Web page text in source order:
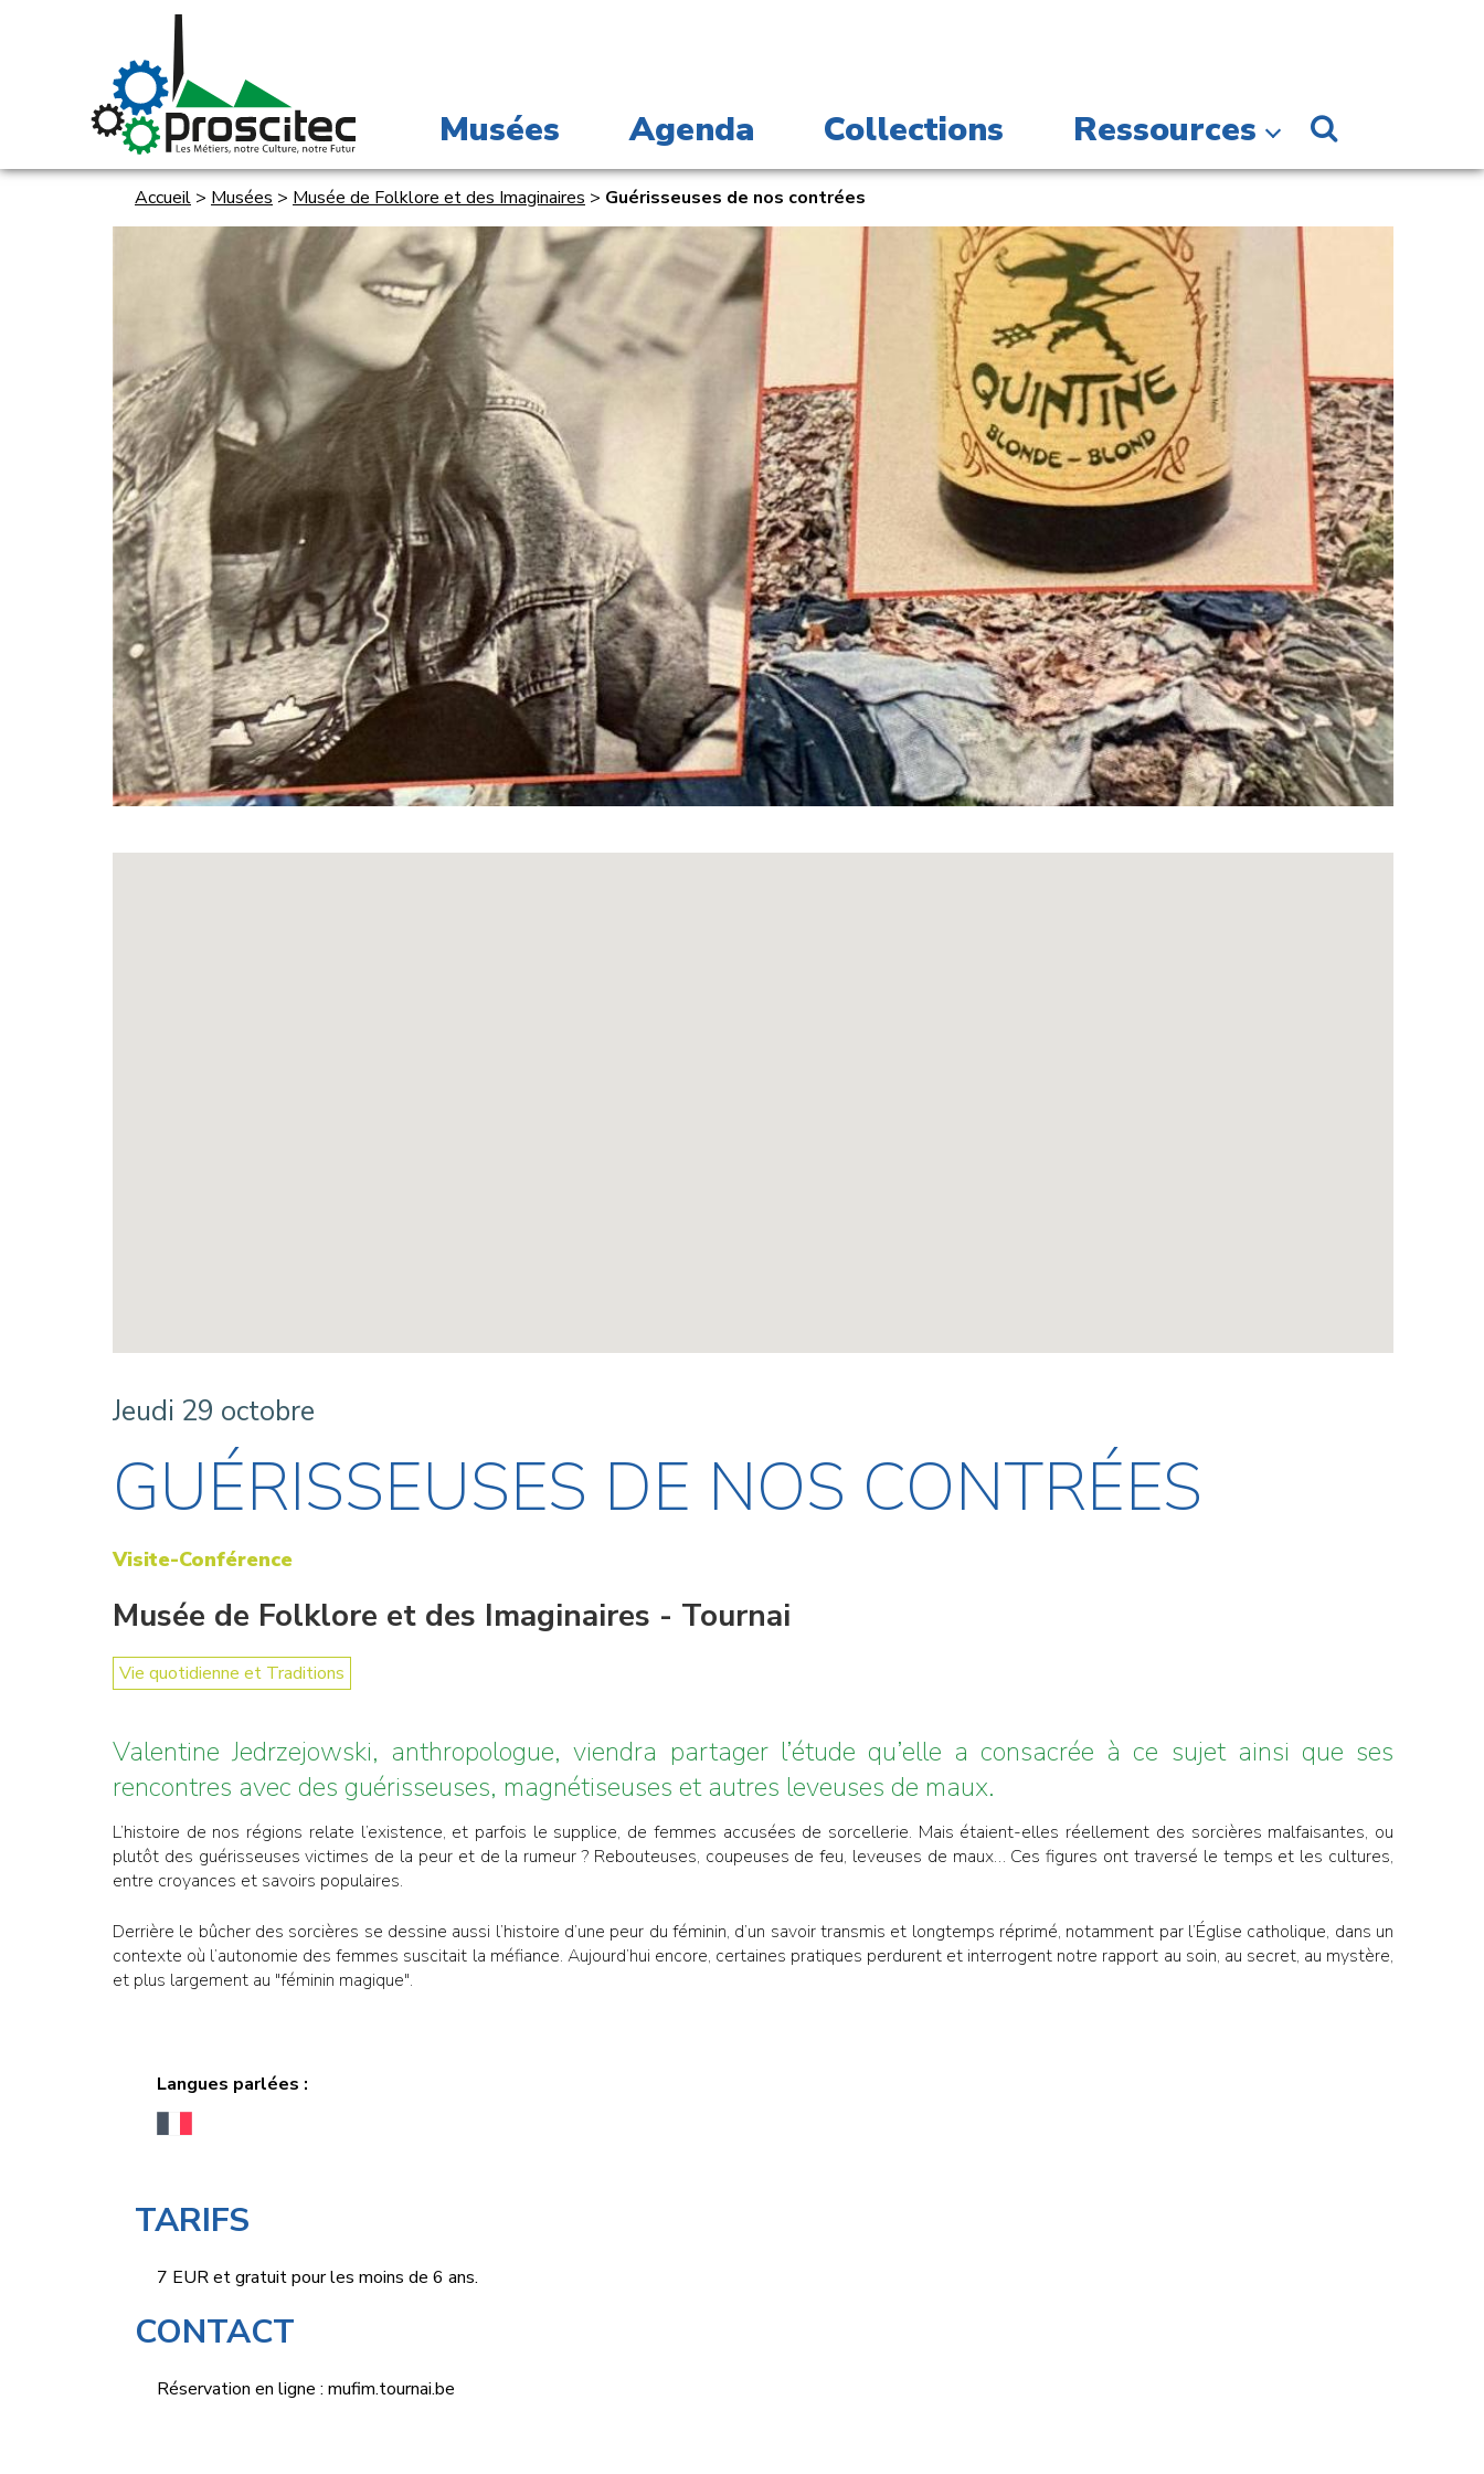
Musées Agenda Collections Ressources
Accueil > Musées > Musée de Folklore et des Imaginaires > Guérisseuses de nos contrées
Jeudi 29 octobre
GUÉRISSEUSES DE NOS CONTRÉES
Visite-Conférence
Musée de Folklore et des Imaginaires - Tournai
Vie quotidienne et Traditions
Valentine Jedrzejowski, anthropologue, viendra partager l’étude qu’elle a consacrée à ce sujet ainsi que ses
rencontres avec des guérisseuses, magnétiseuses et autres leveuses de maux.
L’histoire de nos régions relate l’existence, et parfois le supplice, de femmes accusées de sorcellerie. Mais étaient-elles réellement des sorcières malfaisantes, ou
plutôt des guérisseuses victimes de la peur et de la rumeur ? Rebouteuses, coupeuses de feu, leveuses de maux… Ces figures ont traversé le temps et les cultures,
entre croyances et savoirs populaires.
Derrière le bûcher des sorcières se dessine aussi l’histoire d’une peur du féminin, d’un savoir transmis et longtemps réprimé, notamment par l’Église catholique, dans un
contexte où l’autonomie des femmes suscitait la méfiance. Aujourd’hui encore, certaines pratiques perdurent et interrogent notre rapport au soin, au secret, au mystère,
et plus largement au "féminin magique".
Langues parlées :
TARIFS
7 EUR et gratuit pour les moins de 6 ans.
CONTACT
Réservation en ligne : mufim.tournai.be